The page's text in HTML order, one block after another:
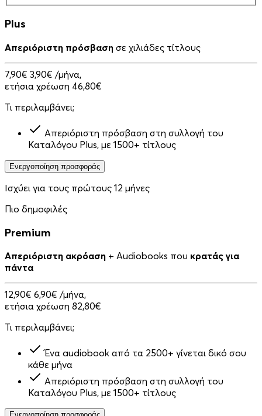
Plus
Απεριόριστη πρόσβαση σε χιλιάδες τίτλους
7,90€ 3,90€ /μήνα,
ετήσια χρέωση 46,80€
Τι περιλαμβάνει;
Απεριόριστη πρόσβαση στη συλλογή του
Καταλόγου Plus, με 1500+ τίτλους
Ενεργοποίηση προσφοράς
Ισχύει για τους πρώτους 12 μήνες
Πιο δημοφιλές
Premium
Απεριόριστη ακρόαση + Audiobooks που κρατάς για
πάντα
12,90€ 6,90€ /μήνα,
ετήσια χρέωση 82,80€
Τι περιλαμβάνει;
Ένα audiobook από τα 2500+ γίνεται δικό σου
κάθε μήνα
Απεριόριστη πρόσβαση στη συλλογή του
Καταλόγου Plus, με 1500+ τίτλους